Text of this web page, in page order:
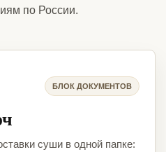
по России.
БЛОК ДОКУМЕНТОВ
суши в одной папке: